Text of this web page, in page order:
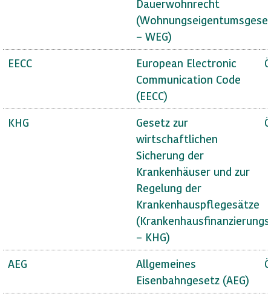
Dauerwohnrecht
– WEG)
EECC
European Electronic
Communication Code
(EECC)
KHG
Gesetz zur
wirtschaftlichen
Sicherung der
Krankenhäuser und zur
Regelung der
Krankenhauspflegesätze
– KHG)
AEG
Allgemeines
Eisenbahngesetz (AEG)